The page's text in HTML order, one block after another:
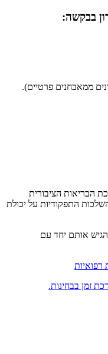
בבקשה:
ממאבחנים פרטיים).
הבריאות הציבורית
התפקודיות על יכולת
אותם יחד עם
רפואיות
זמן בבחינות.